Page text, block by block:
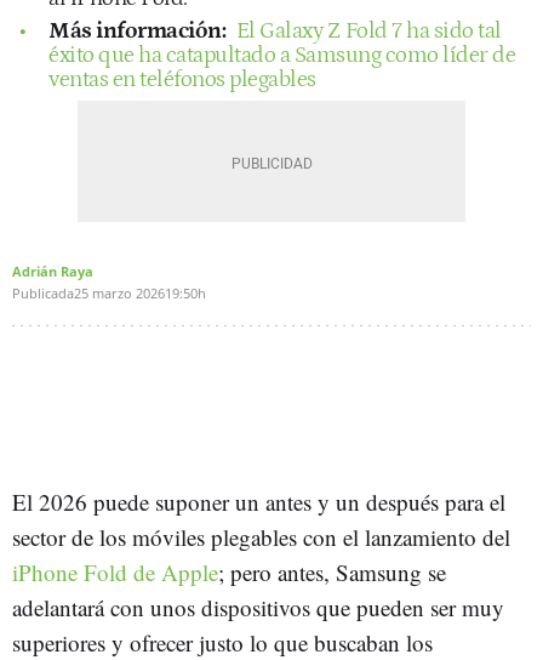
Más información: El Galaxy Z Fold 7 ha sido tal
éxito que ha catapultado a Samsung como líder de
ventas en teléfonos plegables
Adrián Raya
Publicada25 marzo 202619:50h
El 2026 puede suponer un antes y un después para el
sector de los móviles plegables con el lanzamiento del
iPhone Fold de Apple; pero antes, Samsung se
adelantará con unos dispositivos que pueden ser muy
superiores y ofrecer justo lo que buscaban los